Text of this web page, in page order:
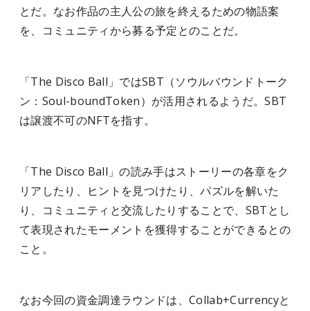
とだ。なお作品の主人公の旅を終えるための物語案
を、コミュニティから募る予定とのことだ。
「The Disco Ball」ではSBT（ソウルバウンドトーク
ン：Soul-boundToken）が活用されるようだ。SBT
は譲渡不可のNFTを指す。
「The Disco Ball」の読み手はストーリーの各章をク
リアしたり、ヒントを見つけたり、パズルを解いた
り、コミュニティと交流したりすることで、SBTとし
て表現されたモーメントを獲得することができるとの
こと。
なお今回の資金調達ラウンドは、Collab+Currencyと